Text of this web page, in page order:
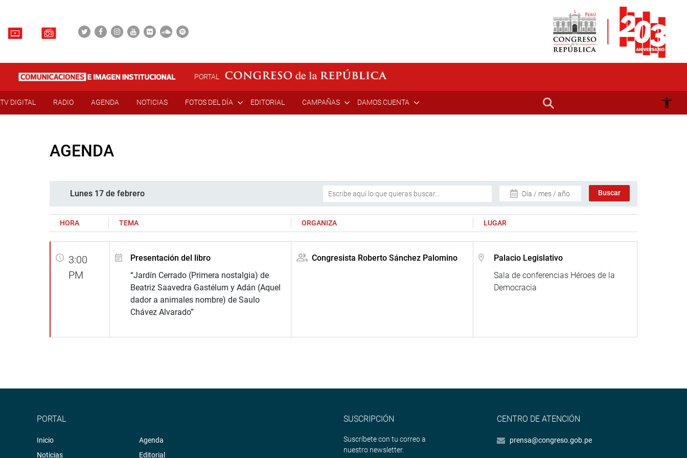
PORTAL
TV DIGITAL RADIO AGENDA NOTICIAS FOTOS DEL DÍA EDITORIAL CAMPAÑAS DAMOS CUENTA
AGENDA
Lunes 17 de febrero Día / mes / año
HORA TEMA ORGANIZA LUGAR
3:00
PM
Presentación del libro
“Jardín Cerrado (Primera nostalgia) de
Beatriz Saavedra Gastélum y Adán (Aquel
dador a animales nombre) de Saulo
Chávez Alvarado”
Congresista Roberto Sánchez Palomino
Palacio Legislativo
Sala de conferencias Héroes de la
Democracia
PORTAL
Inicio
Noticias
Agenda
Editorial
SUSCRIPCIÓN
Suscríbete con tu correo a
nuestro newsletter.
CENTRO DE ATENCIÓN
prensa@congreso.gob.pe